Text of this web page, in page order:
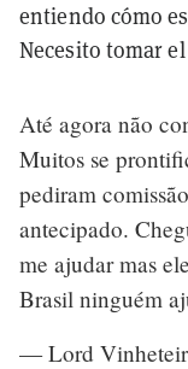
entiendo cómo
Necesito tomar
Até agora não
Muitos se
pediram
antecipado.
me ajudar mas
Brasil ninguém
— Lord